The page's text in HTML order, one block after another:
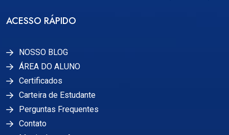
ACESSO RÁPIDO
NOSSO BLOG
ÁREA DO ALUNO
Certificados
Carteira de Estudante
Perguntas Frequentes
Contato